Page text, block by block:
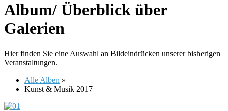
Album/ Überblick über
Galerien
Hier finden Sie eine Auswahl an Bildeindrücken unserer bisherigen
Veranstaltungen.
Alle Alben »
Kunst & Musik 2017